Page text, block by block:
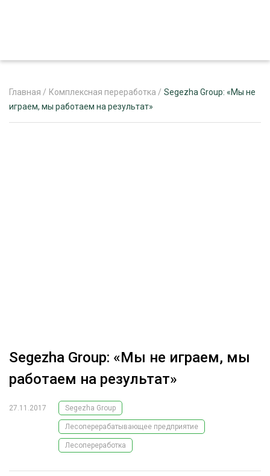
ЛЕСОВОССТАНОВЛЕНИЕ И ЗАЩИТА
ЛОГИСТИКА
КОМПЛЕКСНАЯ ПЕРЕРАБОТКА
ЛЕСОПИЛЕНИЕ
ПОДБОРКИ СТАТЕЙ
Главная / Комплексная переработка / Segezha Group: «Мы не
играем, мы работаем на результат»
Segezha Group: «Мы не играем, мы
работаем на результат»
27.11.2017 Segezha Group
Лесоперерабатывающее предприятие
Лесопереработка